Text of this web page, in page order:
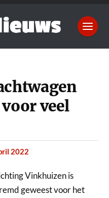
veel
2022
Vinkhuizen is
geweest voor het